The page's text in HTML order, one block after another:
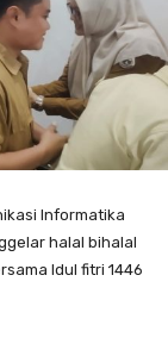
Informatika
halal bihalal
Idul fitri 1446